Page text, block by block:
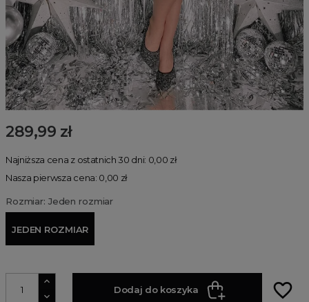
289,99 zł
Najniższa cena z ostatnich 30 dni: 0,00 zł
Nasza pierwsza cena: 0,00 zł
Rozmiar: Jeden rozmiar
JEDEN ROZMIAR
Dodaj do koszyka favorite_border